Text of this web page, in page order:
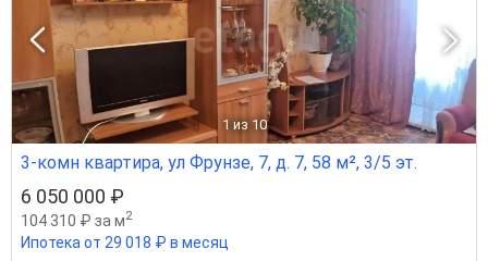
1 из 10
3-комн квартира, ул Фрунзе, 7, д. 7, 58 м², 3/5 эт.
6 050 000 ₽
104 310 ₽ за м2
Ипотека от 29 018 ₽ в месяц